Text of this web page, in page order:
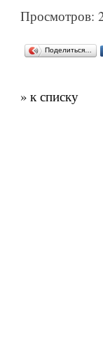
Просмотров:
Поделиться…
» к списку